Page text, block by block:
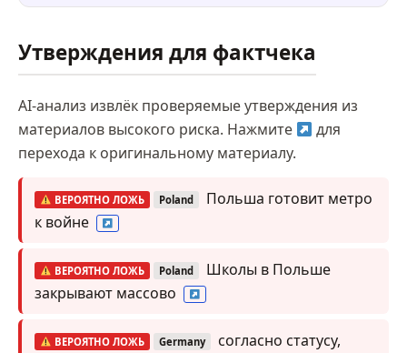
Утверждения для фактчека
AI-анализ извлёк проверяемые утверждения из
материалов высокого риска. Нажмите
для
перехода к оригинальному материалу.
ВЕРОЯТНО ЛОЖЬ Poland
Польша готовит метро
к войне
ВЕРОЯТНО ЛОЖЬ Poland
Школы в Польше
закрывают массово
ВЕРОЯТНО ЛОЖЬ Germany
согласно статусу,